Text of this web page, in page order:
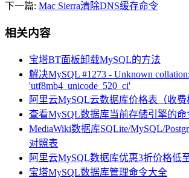
下一篇: Mac Sierra清除DNS缓存命令
相关内容
宝塔BT面板卸载MySQL的方法
解决MySQL #1273 - Unknown collation:
'utf8mb4_unicode_520_ci'
阿里云MySQL云数据库价格表（收费
查看MySQL数据库当前存储引擎的命
MediaWiki数据库SQLite/MySQL/
对照表
阿里云MySQL数据库优惠3折价格低
宝塔MySQL数据库管理命令大全